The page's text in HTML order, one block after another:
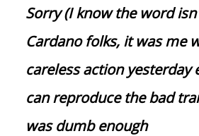
Sorry (I know the word
Cardano folks, it was me
careless action yesterday
can reproduce the bad
was dumb enough